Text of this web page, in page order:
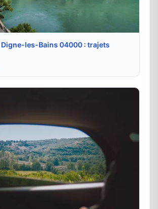
les-Bains 04000 : trajets